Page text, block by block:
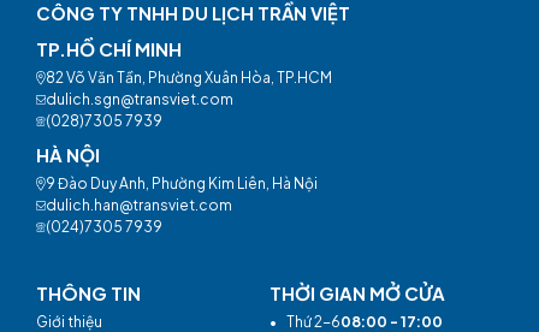
CÔNG TY TNHH DU LỊCH TRẦN VIỆT
TP.HỒ CHÍ MINH
82 Võ Văn Tần, Phường Xuân Hòa, TP.HCM
dulich.sgn@transviet.com
(028)7305 7939
HÀ NỘI
9 Đào Duy Anh, Phường Kim Liên, Hà Nội
dulich.han@transviet.com
(024)7305 7939
THÔNG TIN
Giới thiệu
THỜI GIAN MỞ CỬA
• Thứ 2-608:00 - 17:00